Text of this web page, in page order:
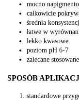
mocno
całkowicie
średnia
łatwe w
lekko kwasowe
poziom pH 6-7
zalecane
SPOSÓB
standardowe